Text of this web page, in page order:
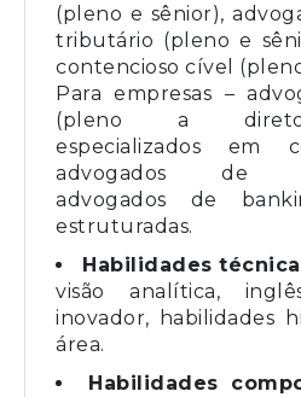
(pleno e sênior),
tributário (pleno e
contencioso cível
Para empresas –
(pleno a
especializados em
advogados de
advogados de
estruturadas.
Habilidades
visão analítica,
inovador, habilidades
área.
Habilidades